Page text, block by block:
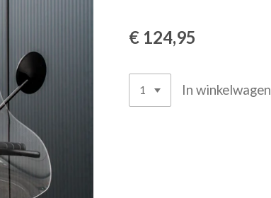
€ 124,95
In winkelwagen